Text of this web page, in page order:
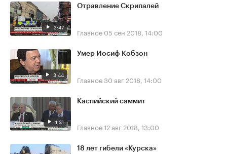
2:47
Отравление Скрипалей
Главное 05 сен 2018, 14:00
3:44
Умер Иосиф Кобзон
Главное30 авг 2018, 14:00
1:31
Каспийский саммит
Главное12 авг 2018, 13:00
18 лет гибели «Курска»